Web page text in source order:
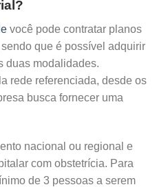
você pode contratar planos
que é possível adquirir
duas modalidades.
rede referenciada, desde os
busca fornecer uma
nacional ou regional e
com obstetrícia. Para
de 3 pessoas a serem